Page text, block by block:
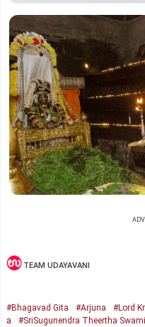
TEAM UDAYAVANI
#Bhagavad Gita #Arjuna #Lord
a
#SriSugunendra Theertha